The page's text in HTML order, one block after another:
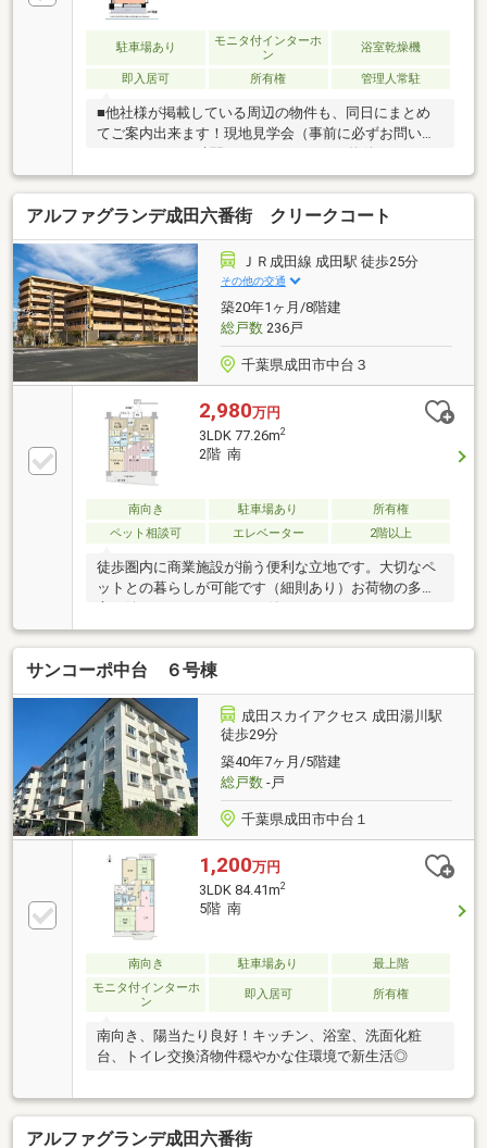
駐車場あり
モニタ付インターホ
ン
浴室乾燥機
即入居可 所有権 管理人常駐
■他社様が掲載している周辺の物件も、同日にまとめ
てご案内出来ます！現地見学会（事前に必ずお問い合
わせください）時間／9：00～19：00（物件による）■
ご予約についてのお願い※空室の物件においても事前
に鍵の手配が必要な場合があります。※居住中の物件
は事前に居住者様との日程調整が必要になります。お
早めにご予約をお願い致します。■日時※弊社が定休日
の場合でも曜日・時間帯問わず柔軟に対応させて頂き
ますので、まずはご相談ください■資金計画・住宅ロ
ーンのご相談※住宅購入のご相談を随時・無料で承り
ます。将来を見据えた資金計画で、『無理をしない』
マイホーム探しをご提案いたします
アルファグランデ成田六番街 クリークコート
ＪＲ成田線 成田駅 徒歩25分
その他の交通
築20年1ヶ月/8階建
総戸数236戸
千葉県成田市中台３
2,980万円
3LDK 77.26m2
2階 南
南向き 駐車場あり
所有権
ペット相談可
エレベーター 2階以上
徒歩圏内に商業施設が揃う便利な立地です。大切なペ
ットとの暮らしが可能です（細則あり）お荷物の多い
サンコーポ中台 ６号棟
成田スカイアクセス 成田湯川駅
徒歩29分
築40年7ヶ月/5階建
総戸数-戸
千葉県成田市中台１
1,200万円
3LDK 84.41m2
5階 南
南向き 駐車場あり
最上階
モニタ付インターホ
ン
即入居可 所有権
南向き、陽当たり良好！キッチン、浴室、洗面化粧
台、トイレ交換済物件穏やかな住環境で新生活◎
アルファグランデ成田六番街